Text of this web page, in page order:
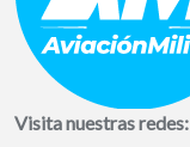
Visita nuestras redes: